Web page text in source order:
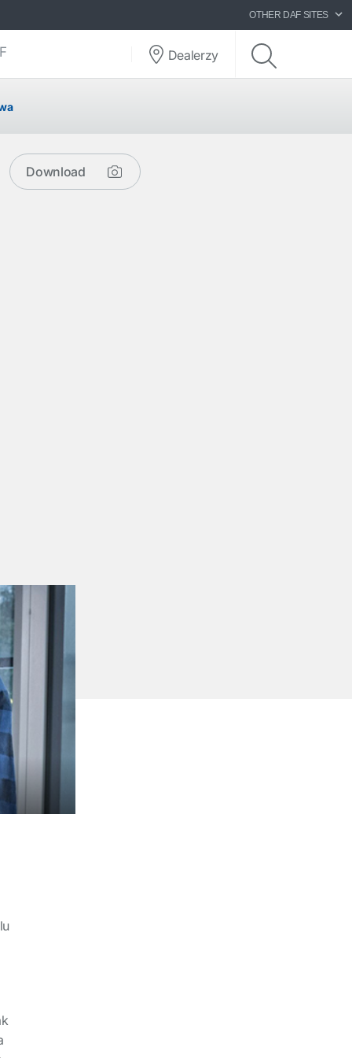
OTHER DAF SITES
Dealerzy
Download